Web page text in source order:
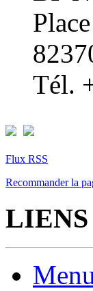
Tél.
Flux RSS
Recommander la
LIENS